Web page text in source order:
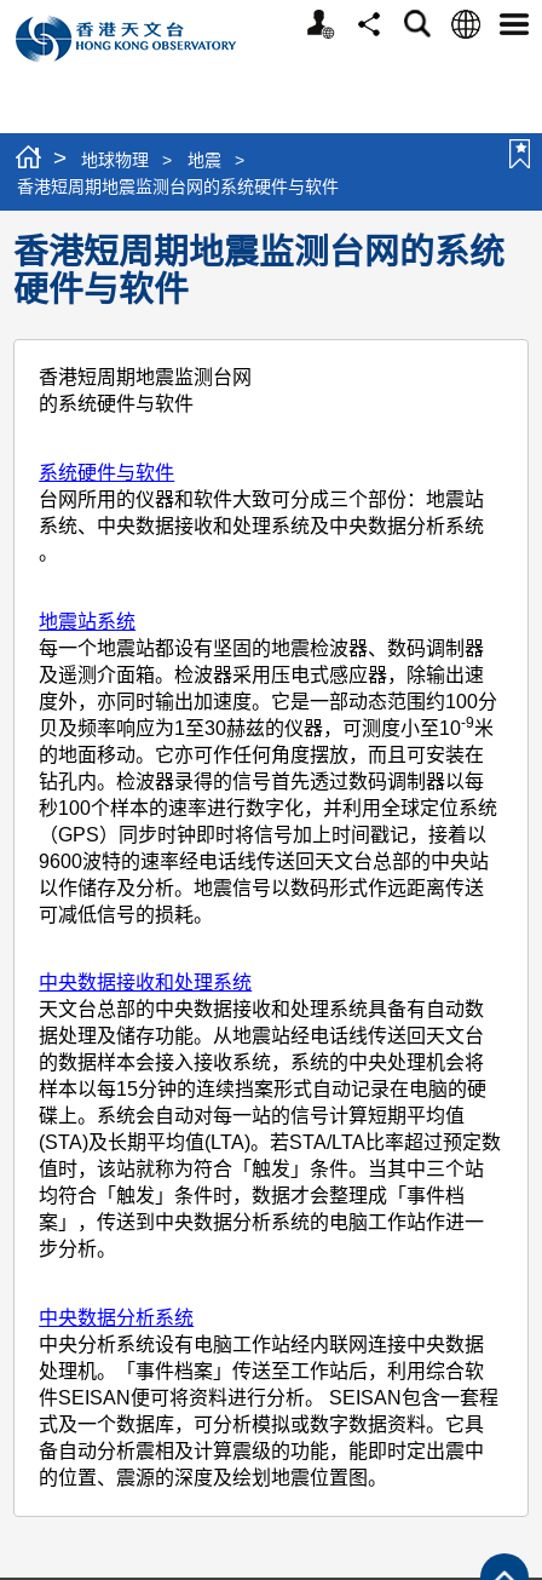
个
分
搜
语
选
> 地球物理 > 地震
>
香港短周期地震监测台网的系统硬件与软件
香港短周期地震监测台网的系统
硬件与软件
香港短周期地震监测台网
的系统硬件与软件
系统硬件与软件
台网所用的仪器和软件大致可分成三个部份：地震站
系统、中央数据接收和处理系统及中央数据分析系统
。
地震站系统
每一个地震站都设有坚固的地震检波器、数码调制器
及遥测介面箱。检波器采用压电式感应器，除输出速
度外，亦同时输出加速度。它是一部动态范围约100分
贝及频率响应为1至30赫兹的仪器，可测度小至10-9米
的地面移动。它亦可作任何角度摆放，而且可安装在
钻孔内。检波器录得的信号首先透过数码调制器以每
秒100个样本的速率进行数字化，并利用全球定位系统
（GPS）同步时钟即时将信号加上时间戳记，接着以
9600波特的速率经电话线传送回天文台总部的中央站
以作储存及分析。地震信号以数码形式作远距离传送
可减低信号的损耗。
中央数据接收和处理系统
天文台总部的中央数据接收和处理系统具备有自动数
据处理及储存功能。从地震站经电话线传送回天文台
的数据样本会接入接收系统，系统的中央处理机会将
样本以每15分钟的连续挡案形式自动记录在电脑的硬
碟上。系统会自动对每一站的信号计算短期平均值
(STA)及长期平均值(LTA)。若STA/LTA比率超过预定数
值时，该站就称为符合「触发」条件。当其中三个站
均符合「触发」条件时，数据才会整理成「事件档
案」，传送到中央数据分析系统的电脑工作站作进一
步分析。
中央数据分析系统
中央分析系统设有电脑工作站经内联网连接中央数据
处理机。「事件档案」传送至工作站后，利用综合软
件SEISAN便可将资料进行分析。 SEISAN包含一套程
式及一个数据库，可分析模拟或数字数据资料。它具
备自动分析震相及计算震级的功能，能即时定出震中
的位置、震源的深度及绘划地震位置图。